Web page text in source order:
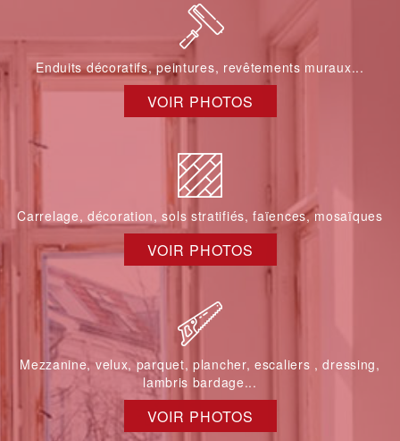
Enduits décoratifs, peintures, revêtements muraux...
VOIR PHOTOS
Carrelage, décoration, sols stratifiés, faïences, mosaïques
VOIR PHOTOS
Mezzanine, velux, parquet, plancher, escaliers , dressing,
lambris bardage...
VOIR PHOTOS